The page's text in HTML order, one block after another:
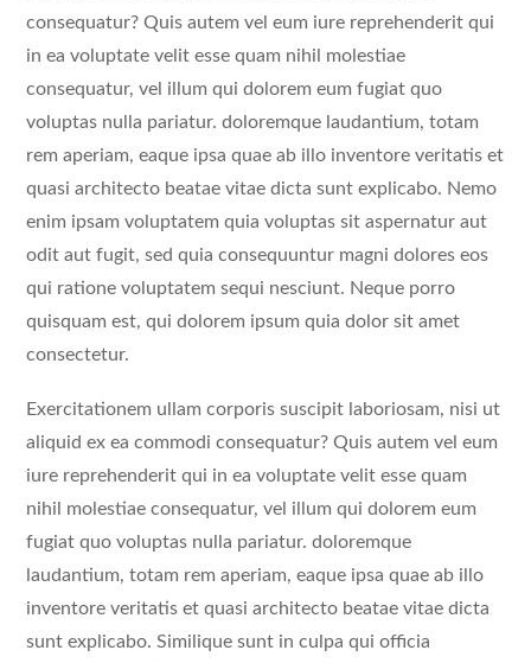
consequatur? Quis autem vel eum iure reprehenderit qui
in ea voluptate velit esse quam nihil molestiae
consequatur, vel illum qui dolorem eum fugiat quo
voluptas nulla pariatur. doloremque laudantium, totam
rem aperiam, eaque ipsa quae ab illo inventore veritatis et
quasi architecto beatae vitae dicta sunt explicabo. Nemo
enim ipsam voluptatem quia voluptas sit aspernatur aut
odit aut fugit, sed quia consequuntur magni dolores eos
qui ratione voluptatem sequi nesciunt. Neque porro
quisquam est, qui dolorem ipsum quia dolor sit amet
consectetur.
Exercitationem ullam corporis suscipit laboriosam, nisi ut
aliquid ex ea commodi consequatur? Quis autem vel eum
iure reprehenderit qui in ea voluptate velit esse quam
nihil molestiae consequatur, vel illum qui dolorem eum
fugiat quo voluptas nulla pariatur. doloremque
laudantium, totam rem aperiam, eaque ipsa quae ab illo
inventore veritatis et quasi architecto beatae vitae dicta
sunt explicabo. Similique sunt in culpa qui officia